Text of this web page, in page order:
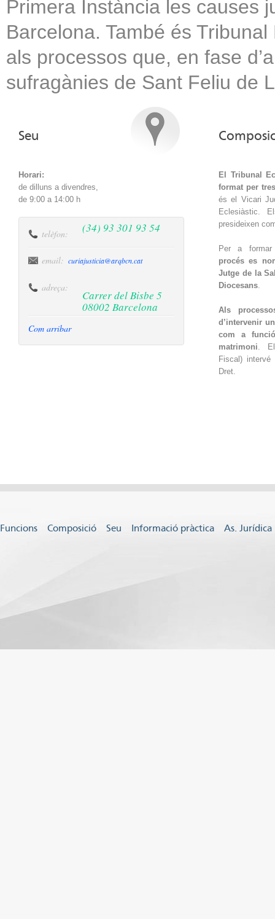
Primera Instància les causes
Barcelona. També és
als processos que, en fase
sufragànies de Sant Feliu de
Seu
Horari:
de dilluns a divendres,
de 9:00 a 14:00 h
telèfon: (34) 93 301 93 54
email: curiajusticia@arqbcn.cat
adreça:
Carrer del Bisbe 5
08002 Barcelona
Com arribar
El Tribunal
format per
és el Vicari
Eclesiàstic.
presideixen
Per a
procés es
Jutge de la
Diocesans.
Als
d’intervenir
com a
matrimoni. El
Fiscal)
Dret.
Funcions Composició Seu Informació pràctica As. Jurídica